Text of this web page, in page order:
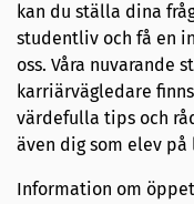
kan du ställa dina
studentliv och få en
oss. Våra nuvarande
karriärvägledare
värdefulla tips och
även dig som elev på
Information om